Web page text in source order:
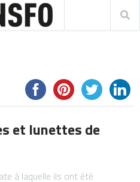
et lunettes de
à laquelle ils ont été